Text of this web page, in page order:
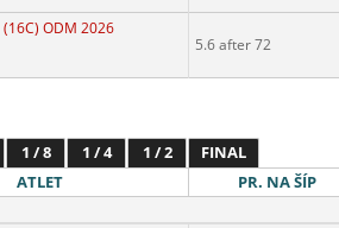
(16C) ODM 2026
5.6 after 72
1 / 8 1 / 4 1 / 2
FINAL
ATLET PR. NA ŠÍP